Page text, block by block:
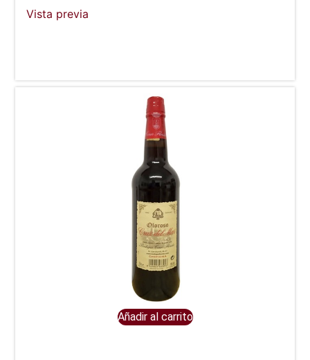
Vista previa
Añadir al carrito